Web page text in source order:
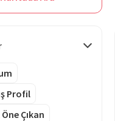
Profil
Çıkan